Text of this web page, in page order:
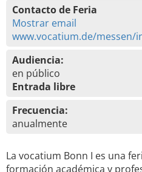
Contacto de Feria
Mostrar email
www.vocatium.de/messen/
Audiencia:
en público
Entrada libre
Frecuencia:
anualmente
La vocatium Bonn I es una
formación académica y